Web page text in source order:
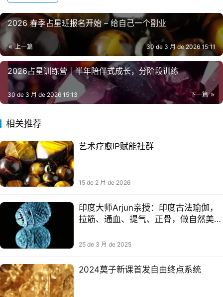
2026 春季占星班报名开始 – 给自己一个副业
上一篇 30 de 3 月 de 2026 15:11
2026占星训练营｜半年陪伴式成长，分阶段训练
下一篇
30 de 3 月 de 2026 15:13
相关推荐
艺术疗愈IP赋能社群
15 de 2 月 de 2026
印度大师Arjun亲授：印度古法瑜伽，
拉筋、通血、提气、正骨，做自然美
25 de 3 月 de 2025
2024莫子新课首发自由终点系统